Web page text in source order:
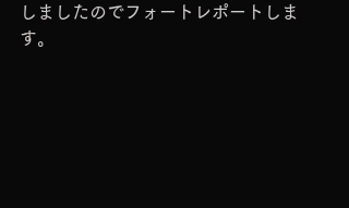
しましたのでフォートレポートしま
す。